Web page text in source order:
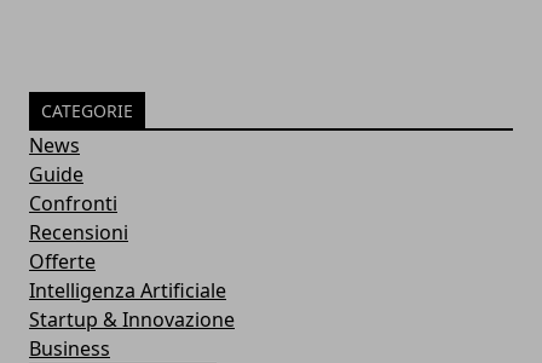
CATEGORIE
News
Guide
Confronti
Recensioni
Offerte
Intelligenza Artificiale
Startup & Innovazione
Business